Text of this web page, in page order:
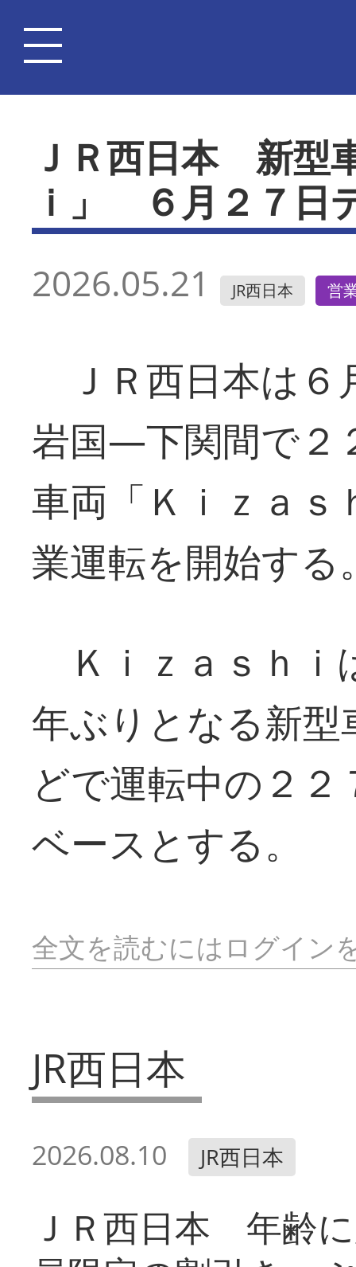
ＪＲ西日本 新型
ｉ」 ６月２７日
2026.05.21 JR西日本 営
ＪＲ西日本は６
岩国―下関間で２
車両「Ｋｉｚａｓ
業運転を開始する
Ｋｉｚａｓｈｉ
年ぶりとなる新
どで運転中の２
ベースとする。
全文を読むにはログイン
JR西日本
2026.08.10 JR西日本
ＪＲ西日本 年齢